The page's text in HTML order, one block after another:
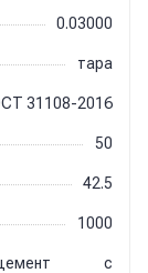
0.03000
тара
31108-2016
50
42.5
1000
с